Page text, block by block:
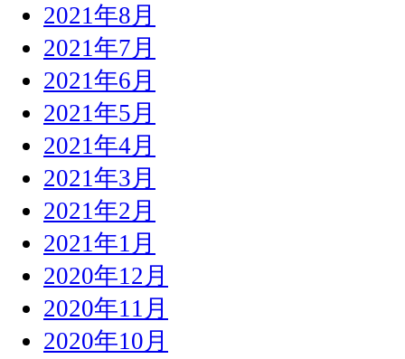
2021年8月
2021年7月
2021年6月
2021年5月
2021年4月
2021年3月
2021年2月
2021年1月
2020年12月
2020年11月
2020年10月